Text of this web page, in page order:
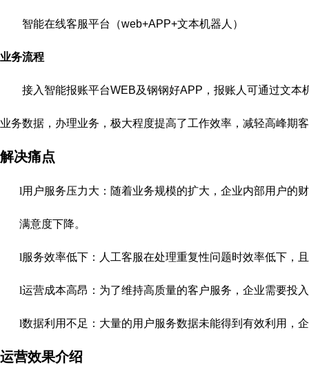
智能在线客服平台（web+APP+文本机器人）
业务流程
接入智能报账平台WEB及钢钢好APP，报账人可通过文
业务数据，办理业务，极大程度提高了工作效率，减轻高峰期
解决痛点
l用户服务压力大：随着业务规模的扩大，企业内部用户的
满意度下降。
l服务效率低下：人工客服在处理重复性问题时效率低下，
l运营成本高昂：为了维持高质量的客户服务，企业需要投
l数据利用不足：大量的用户服务数据未能得到有效利用，
运营效果介绍